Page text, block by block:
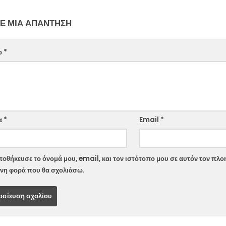
ΜΙΑ ΑΠΆΝΤΗΣΗ
*
* Email *
το όνομά μου, email, και τον ιστότοπο μου σε αυτόν τον
φορά που θα σχολιάσω.